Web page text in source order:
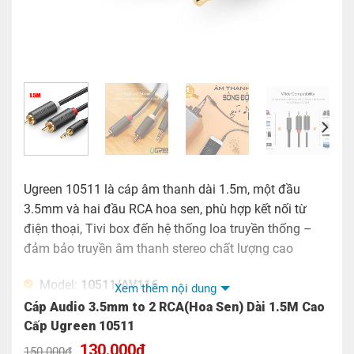
Ugreen 10511 là cáp âm thanh dài 1.5m, một đầu
3.5mm và hai đầu RCA hoa sen, phù hợp kết nối từ
điện thoại, Tivi box đến hệ thống loa truyền thống –
đảm bảo truyền âm thanh stereo chất lượng cao
Model: 10511/AV116
Chiều dài cáp: 1M
Xem thêm nội dung
Cáp Audio 3.5mm to 2 RCA(Hoa Sen) Dài 1.5M Cao
Cấp Ugreen 10511
Giá
Giá